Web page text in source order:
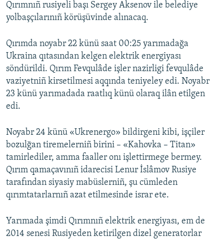
Qırımnıñ rusiyeli başı Sergey Aksenov ile belediye
yolbaşçılarınıñ körüşüvinde alınacaq.
Qırımda noyabr 22 künü saat 00:25 yarımadağa
Ukraina qıtasından kelgen elektrik energiyası
söndürildi. Qırım Fevqulâde işler nazirligi fevqulâde
vaziyetniñ kirsetilmesi aqqında teniyeley edi. Noyabr
23 künü yarımadada raatlıq künü olaraq ilân etilgen
edi.
Noyabr 24 künü «Ukrenergo» bildirgeni kibi, işçiler
bozulğan tiremelerniñ birini – «Kahovka – Titan»
tamirlediler, amma faaller onı işlettirmege bermey.
Qırım qamaçavınıñ idarecisi Lenur İslâmov Rusiye
tarafından siyasiy mabüslerniñ, şu cümleden
qırımtatarlarnıñ azat etilmesinde israr ete.
Yarımada şimdi Qırımnıñ elektrik energiyası, em de
2014 senesi Rusiyeden ketirilgen dizel generatorlar